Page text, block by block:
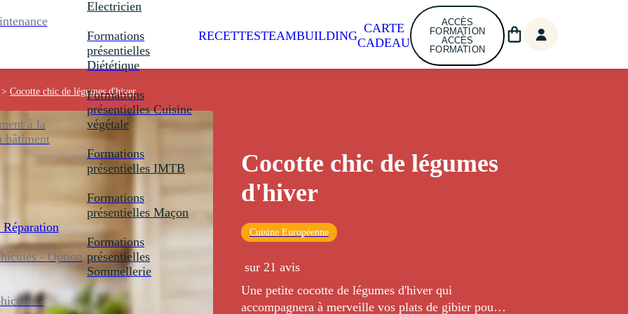
à la
bâtiment
- Option
-
Electricien
Formations
présentielles
Diététique
Formations
présentielles Cuisine
végétale
Formations
présentielles IMTB
Formations
présentielles Maçon
Formations
présentielles
Sommellerie
RECETTESTEAMBUILDING
CARTE
CADEAU
ACCÈS
FORMATION
ACCÈS
FORMATION
> Cocotte chic de légumes d'hiver
Cocotte chic de légumes
d'hiver
Cuisine Européenne
sur 21 avis
Une petite cocotte de légumes d'hiver qui
accompagnera à merveille vos plats de gibier pour